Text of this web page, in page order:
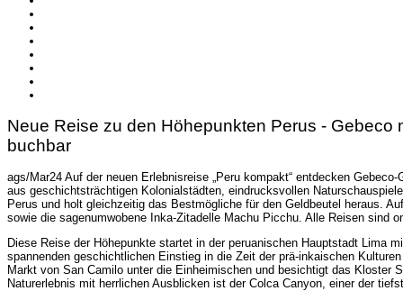
Neue Reise zu den Höhepunkten Perus -
buchbar
ags/Mar24 Auf der neuen Erlebnisreise „Peru kompakt“ entdecken
aus geschichtsträchtigen Kolonialstädten, eindrucksvollen
Perus und holt gleichzeitig das Bestmögliche für den Geldbeutel heraus.
sowie die sagenumwobene Inka-Zitadelle Machu Picchu. Alle Reisen sind
Diese Reise der Höhepunkte startet in der peruanischen Hauptstadt Lima
spannenden geschichtlichen Einstieg in die Zeit der prä-inkaischen
Markt von San Camilo unter die Einheimischen und besichtigt das Kloster
Naturerlebnis mit herrlichen Ausblicken ist der Colca Canyon, einer der